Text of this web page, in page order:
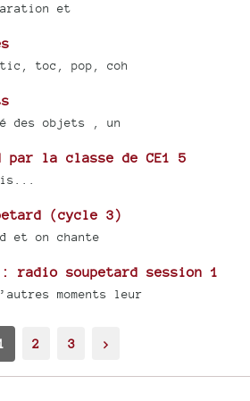
et
toc, pop, coh
des objets , un
par la classe de CE1 5
(cycle 3)
et on chante
radio soupetard session 1
moments leur
2 3 >